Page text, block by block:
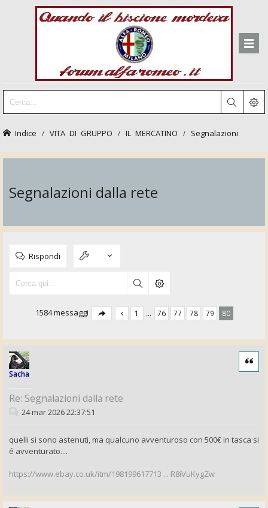
Indice VITA DI GRUPPO IL MERCATINO Segnalazioni
Segnalazioni dalla rete
Rispondi
1584 messaggi 1 … 76 77 78 79 80
Sacha
Re: Segnalazioni dalla rete
Cita
24 mar 2026 22:37:51
quelli si sono astenuti, ma qualcuno avventuroso con 500€ in tasca si
é avventurato....
https://www.ebay.co.uk/itm/198199617713 ... R8iVuKygZw